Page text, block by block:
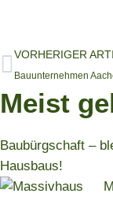
VORHERIGER
Meist
Baubürgschaft –
Hausbaus!